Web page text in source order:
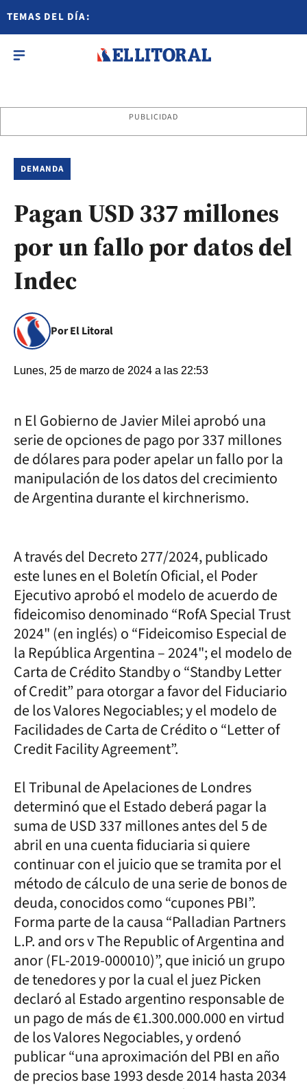
TEMAS DEL DÍA:
PUBLICIDAD
DEMANDA
Pagan USD 337 millones
por un fallo por datos del
Indec
Por El Litoral
Lunes, 25 de marzo de 2024 a las 22:53
n El Gobierno de Javier Milei aprobó una
serie de opciones de pago por 337 millones
de dólares para poder apelar un fallo por la
manipulación de los datos del crecimiento
de Argentina durante el kirchnerismo.
A través del Decreto 277/2024, publicado
este lunes en el Boletín Oficial, el Poder
Ejecutivo aprobó el modelo de acuerdo de
fideicomiso denominado “RofA Special Trust
2024" (en inglés) o “Fideicomiso Especial de
la República Argentina – 2024"; el modelo de
Carta de Crédito Standby o “Standby Letter
of Credit” para otorgar a favor del Fiduciario
de los Valores Negociables; y el modelo de
Facilidades de Carta de Crédito o “Letter of
Credit Facility Agreement”.
El Tribunal de Apelaciones de Londres
determinó que el Estado deberá pagar la
suma de USD 337 millones antes del 5 de
abril en una cuenta fiduciaria si quiere
continuar con el juicio que se tramita por el
método de cálculo de una serie de bonos de
deuda, conocidos como “cupones PBI”.
Forma parte de la causa “Palladian Partners
L.P. and ors v The Republic of Argentina and
anor (FL-2019-000010)”, que inició un grupo
de tenedores y por la cual el juez Picken
declaró al Estado argentino responsable de
un pago de más de €1.300.000.000 en virtud
de los Valores Negociables, y ordenó
publicar “una aproximación del PBI en año
de precios base 1993 desde 2014 hasta 2034